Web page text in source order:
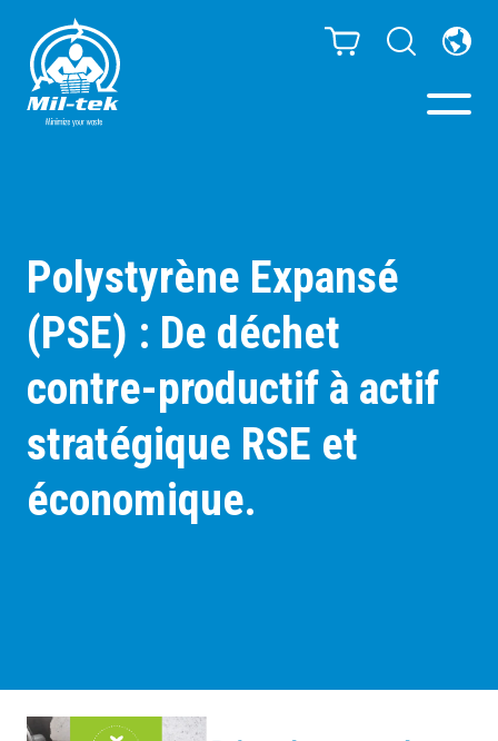
Webshop
Poubelles de tri
Secteurs
Contact
Polystyrène Expansé
(PSE) : De déchet
contre-productif à actif
stratégique RSE et
économique.